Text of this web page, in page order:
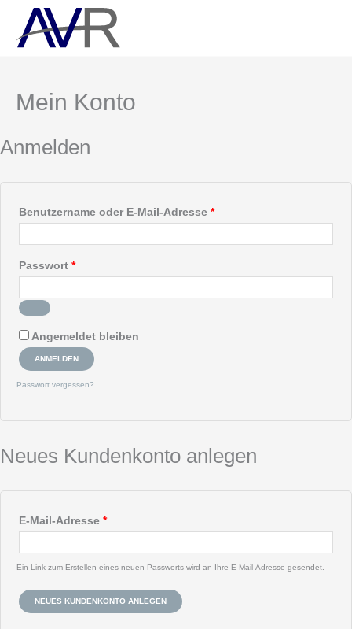
springen
Mein Konto
Anmelden
Benutzername oder E-Mail-Adresse *
Passwort *
Erforderlich
Angemeldet bleiben
ANMELDEN
Passwort vergessen?
Neues Kundenkonto anlegen
E-Mail-Adresse *
Erforderlich
Ein Link zum Erstellen eines neuen Passworts wird an Ihre E-Mail-Adresse gesendet.
NEUES KUNDENKONTO ANLEGEN